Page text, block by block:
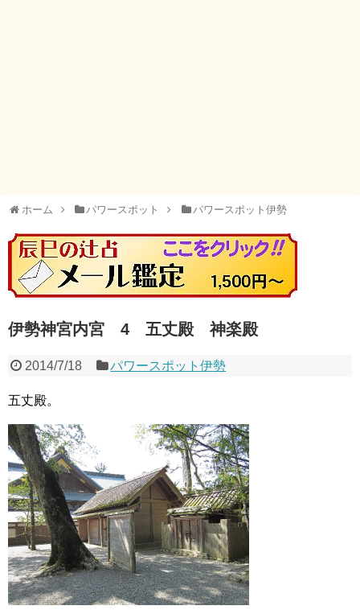
ホーム パワースポット パワースポット伊勢
伊勢神宮内宮 4 五丈殿 神楽殿
2014/7/18 パワースポット伊勢
五丈殿。